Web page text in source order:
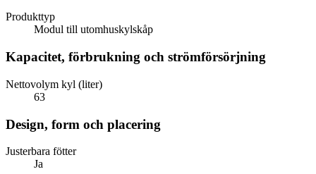
Produkttyp
Modul till utomhuskylskåp
Kapacitet, förbrukning och strömförsörjning
Nettovolym kyl (liter)
63
Design, form och placering
Justerbara fötter
Ja